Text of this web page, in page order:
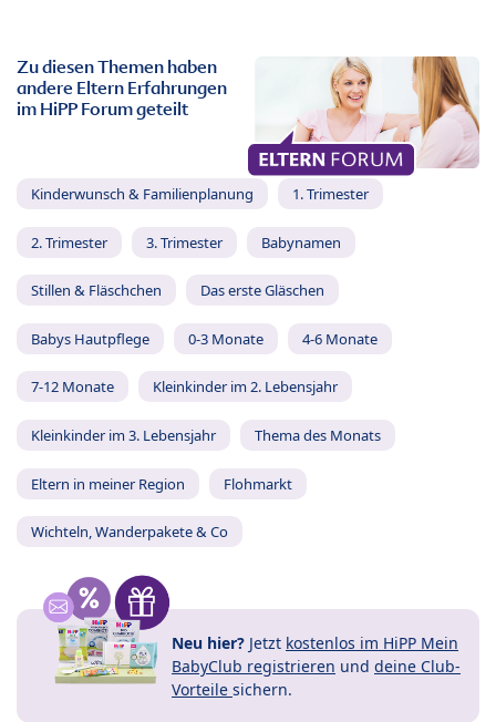
Zu diesen Themen haben
andere Eltern Erfahrungen
im HiPP Forum geteilt
Kinderwunsch & Familienplanung 1. Trimester
2. Trimester 3. Trimester Babynamen
Stillen & Fläschchen Das erste Gläschen
Babys Hautpflege 0-3 Monate 4-6 Monate
7-12 Monate Kleinkinder im 2. Lebensjahr
Kleinkinder im 3. Lebensjahr Thema des Monats
Eltern in meiner Region Flohmarkt
Wichteln, Wanderpakete & Co
Neu hier? Jetzt kostenlos im HiPP Mein
BabyClub registrieren und deine Club-
Vorteile sichern.